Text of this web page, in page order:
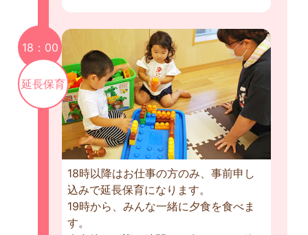
18：00
延長保育
18時以降はお仕事の方のみ、事前申し
込みで延長保育になります。
19時から、みんな一緒に夕食を食べま
す。